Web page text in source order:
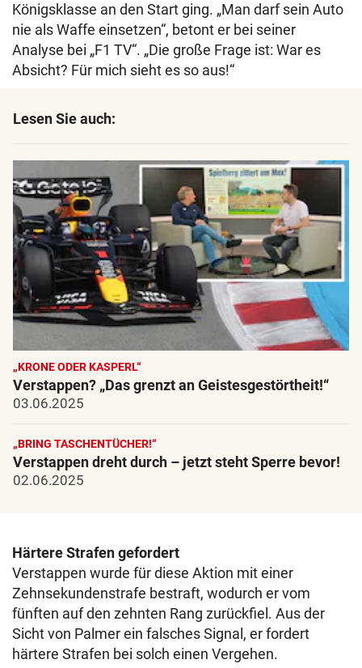
Königsklasse an den Start ging. „Man darf sein Auto
nie als Waffe einsetzen“, betont er bei seiner
Analyse bei „F1 TV“. „Die große Frage ist: War es
Absicht? Für mich sieht es so aus!“
Lesen Sie auch:
„KRONE ODER KASPERL“
Verstappen? „Das grenzt an Geistesgestörtheit!“
03.06.2025
„BRING TASCHENTÜCHER!“
Verstappen dreht durch – jetzt steht Sperre bevor!
02.06.2025
Härtere Strafen gefordert
Verstappen wurde für diese Aktion mit einer
Zehnsekundenstrafe bestraft, wodurch er vom
fünften auf den zehnten Rang zurückfiel. Aus der
Sicht von Palmer ein falsches Signal, er fordert
härtere Strafen bei solch einen Vergehen.